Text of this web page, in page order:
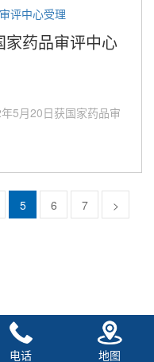
药品审评中心
5月20日获国家药品审
5 6 7
>
电话 地图